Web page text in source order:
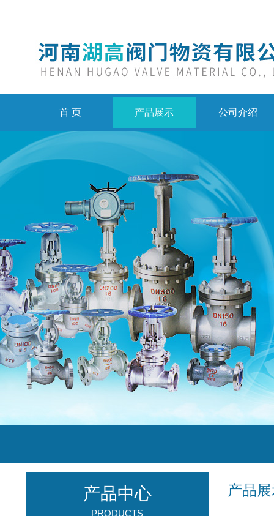
首 页 产品展示 公司介绍
产品
产品中心
PRODUCTS